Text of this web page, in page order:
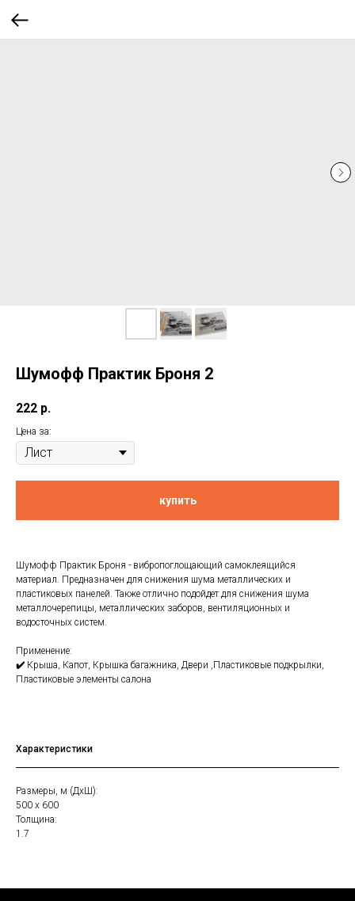
Шумoфф Практик Броня 2
222 р.
Цена за:
купить
Шумoфф Практик Броня - вибропоглощающий самоклеящийся
материал. Предназначен для снижения шума металлических и
пластиковых панелей. Также отлично подойдет для снижения шума
металлочерепицы, металлических заборов, вентиляционных и
водосточных систем.
Применение:
✔️ Крыша, Капот, Крышка багажника, Двери ,Пластиковые подкрылки,
Пластиковые элементы салона
Характеристики
Размеры, м (ДхШ):
500 х 600
Толщина:
1.7